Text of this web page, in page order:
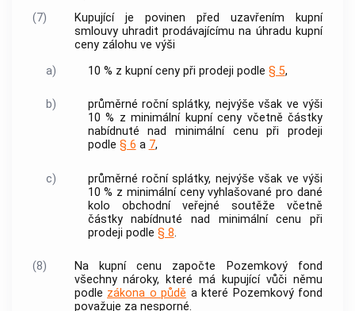
(7)
Kupující je povinen před uzavřením kupní
smlouvy uhradit prodávajícímu na úhradu kupní
ceny zálohu ve výši
a)
10 % z kupní ceny při prodeji podle § 5,
b)
průměrné roční splátky, nejvýše však ve výši
10 % z minimální kupní ceny včetně částky
nabídnuté nad minimální cenu při prodeji
podle § 6 a 7,
c)
průměrné roční splátky, nejvýše však ve výši
10 % z minimální ceny vyhlašované pro dané
kolo obchodní veřejné soutěže včetně
částky nabídnuté nad minimální cenu při
prodeji podle § 8.
(8)
Na kupní cenu započte Pozemkový fond
všechny nároky, které má kupující vůči němu
podle zákona o půdě a které Pozemkový fond
považuje za nesporné.